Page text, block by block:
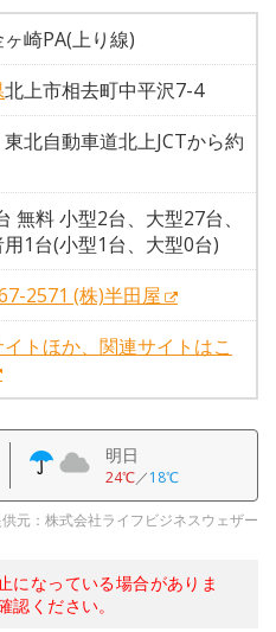
崎PA(上り線)
北上市相去町中平沢7-4
東北自動車道北上JCTから約
無料 小型2台、大型27台、
1台(小型1台、大型0台)
2571 (株)半田屋
トほか、関連サイトはこ
明日
24℃／18℃
元：株式会社ライフビジネスウェザー
になっている場合がありま
ください。